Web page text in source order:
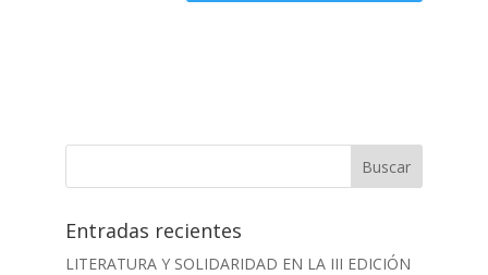
Entradas recientes
LITERATURA Y SOLIDARIDAD EN LA III EDICIÓN